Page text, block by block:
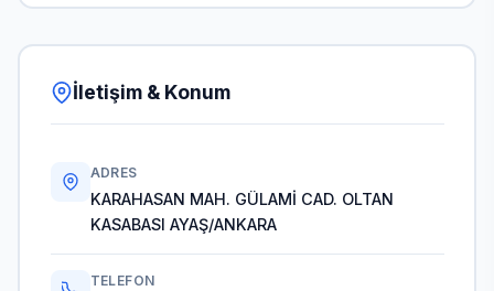
İletişim & Konum
ADRES
KARAHASAN MAH. GÜLAMİ CAD. OLTAN
KASABASI AYAŞ/ANKARA
TELEFON